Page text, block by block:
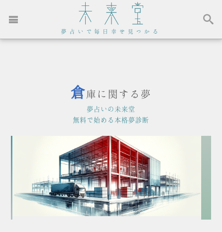
夢占いで毎日幸せ見つかる
倉庫に関する夢
夢占いの未来堂
無料で始める本格夢診断